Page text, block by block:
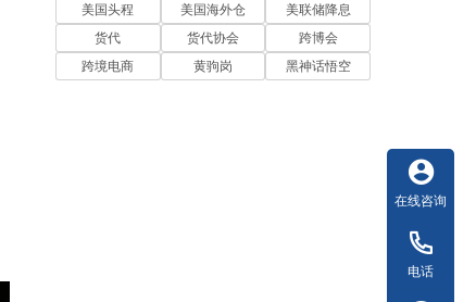
美国头程
美国海外仓
美联储降息
货代
货代协会
跨博会
跨境电商
黄驹岗 黑神话悟空
在线咨询
电话